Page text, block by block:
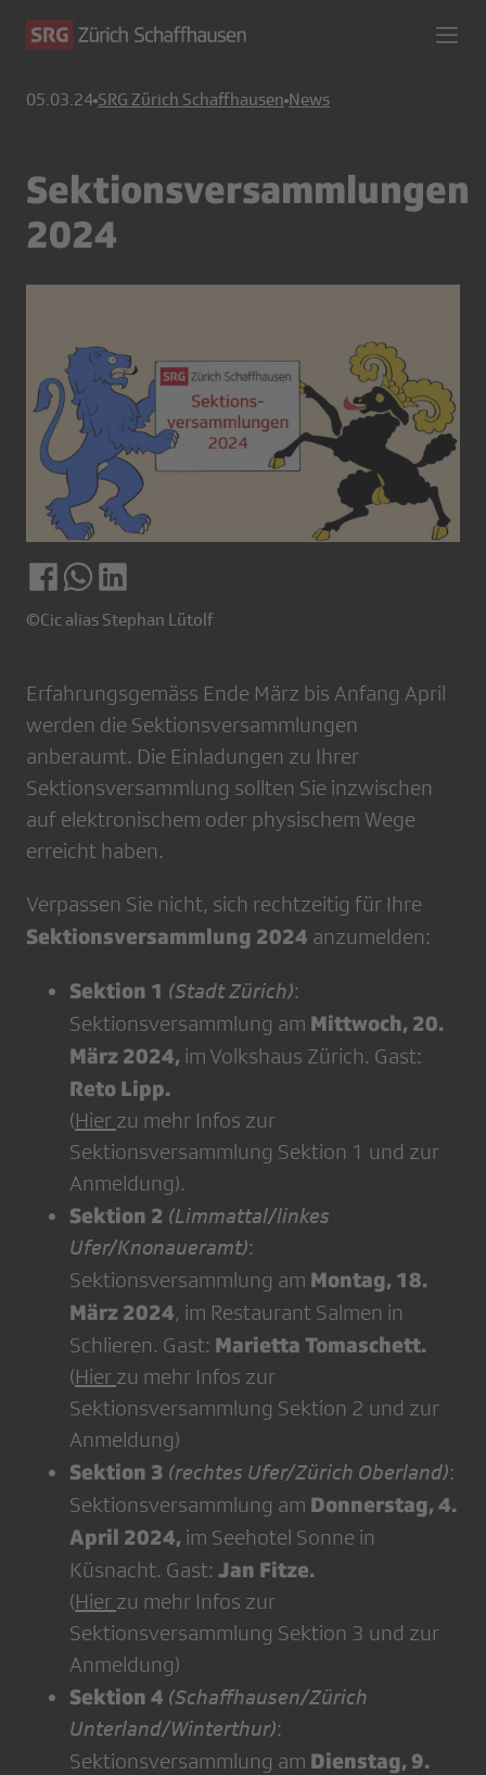
05.03.24 SRG Zürich Schaffhausen News
Sektionsversammlungen
2024
©Cic alias Stephan Lütolf
Erfahrungsgemäss Ende März bis Anfang April
werden die Sektionsversammlungen
anberaumt. Die Einladungen zu Ihrer
Sektionsversammlung sollten Sie inzwischen
auf elektronischem oder physischem Wege
erreicht haben.
Verpassen Sie nicht, sich rechtzeitig für Ihre
Sektionsversammlung 2024 anzumelden:
Sektion 1 (Stadt Zürich):
Sektionsversammlung am Mittwoch, 20.
März 2024, im Volkshaus Zürich. Gast:
Reto Lipp.
(Hier zu mehr Infos zur
Sektionsversammlung Sektion 1 und zur
Anmeldung).
Sektion 2 (Limmattal/linkes
Ufer/Knonaueramt):
Sektionsversammlung am Montag, 18.
März 2024, im Restaurant Salmen in
Schlieren. Gast: Marietta Tomaschett.
(Hier zu mehr Infos zur
Sektionsversammlung Sektion 2 und zur
Anmeldung)
Sektion 3 (rechtes Ufer/Zürich Oberland):
Sektionsversammlung am Donnerstag, 4.
April 2024, im Seehotel Sonne in
Küsnacht. Gast: Jan Fitze.
(Hier zu mehr Infos zur
Sektionsversammlung Sektion 3 und zur
Anmeldung)
Sektion 4 (Schaffhausen/Zürich
Unterland/Winterthur):
Sektionsversammlung am Dienstag, 9.